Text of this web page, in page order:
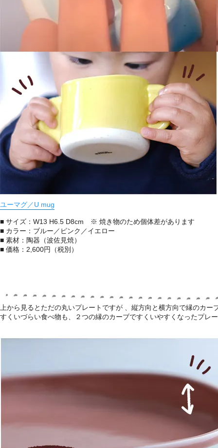
ユーマグ／U mug
■ サイズ：W13 H6.5 D8cm ※ 焼き物のため個体差があります
■ カラー：ブルー／ピンク／イエロー
■ 素材：陶器（波佐見焼）
■ 価格：2,600円（税別）
上から見るとただの丸いプレートですが 、縦方向と横方向で縁のカー
すくいづらい食べ物も、２つの縁のカーブですくいやすくなったプレ